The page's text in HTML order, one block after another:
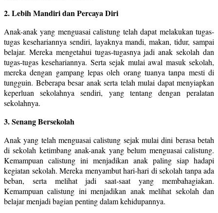
2. Lebih Mandiri dan Percaya Diri
Anak-anak yang menguasai calistung telah dapat melakukan tugas-
tugas kesehariannya sendiri, layaknya mandi, makan, tidur, sampai
belajar. Mereka mengetahui tugas-tugasnya jadi anak sekolah dan
tugas-tugas kesehariannya. Serta sejak mulai awal masuk sekolah,
mereka dengan gampang lepas oleh orang tuanya tanpa mesti di
tungguin. Beberapa besar anak serta telah mulai dapat menyiapkan
keperluan sekolahnya sendiri, yang tentang dengan peralatan
sekolahnya.
3. Senang Bersekolah
Anak yang telah menguasai calistung sejak mulai dini berasa betah
di sekolah ketimbang anak-anak yang belum menguasai calistung.
Kemampuan calistung ini menjadikan anak paling siap hadapi
kegiatan sekolah. Mereka menyambut hari-hari di sekolah tanpa ada
beban, serta melihat jadi saat-saat yang membahagiakan.
Kemampuan calistung ini menjadikan anak melihat sekolah dan
belajar menjadi bagian penting dalam kehidupannya.